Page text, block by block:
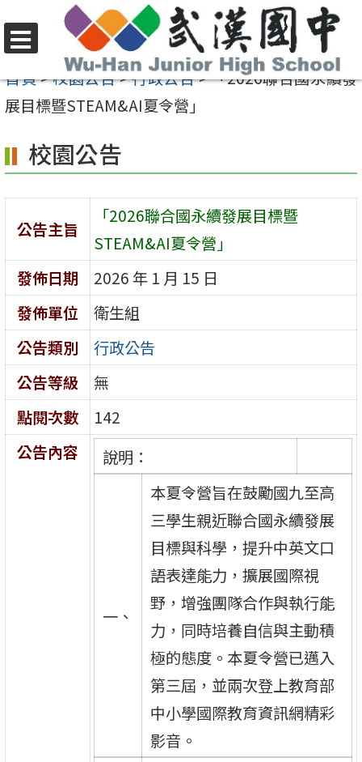
至
要
容
區
選
單
首頁>校園公告>行政公告>「2026聯合國永續發
展目標暨STEAM&AI夏令營」
校園公告
公告主旨
「2026聯合國永續發展目標暨
STEAM&AI夏令營」
發佈日期
2026 年 1 月 15 日
發佈單位
衛生組
公告類別
行政公告
公告等級
無
點閱次數
142
公告內容
說明：
一、
本夏令營旨在鼓勵國九至高
三學生親近聯合國永續發展
目標與科學，提升中英文口
語表達能力，擴展國際視
野，增強團隊合作與執行能
力，同時培養自信與主動積
極的態度。本夏令營已邁入
第三屆，並兩次登上教育部
中小學國際教育資訊網精彩
影音。